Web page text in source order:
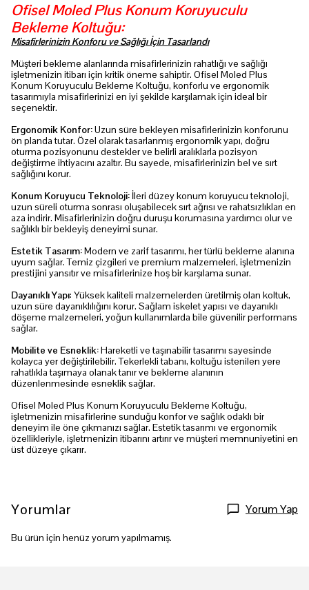
Ofisel Moled Plus Konum Koruyuculu
Bekleme Koltuğu:
Misafirlerinizin Konforu ve Sağlığı İçin Tasarlandı
Müşteri bekleme alanlarında misafirlerinizin rahatlığı ve sağlığı
işletmenizin itibarı için kritik öneme sahiptir. Ofisel Moled Plus
Konum Koruyuculu Bekleme Koltuğu, konforlu ve ergonomik
tasarımıyla misafirlerinizi en iyi şekilde karşılamak için ideal bir
seçenektir.
Ergonomik Konfor:Uzun süre bekleyen misafirlerinizin konforunu
ön planda tutar. Özel olarak tasarlanmış ergonomik yapı, doğru
oturma pozisyonunu destekler ve belirli aralıklarla pozisyon
değiştirme ihtiyacını azaltır. Bu sayede, misafirlerinizin bel ve sırt
sağlığını korur.
Konum Koruyucu Teknoloji: İleri düzey konum koruyucu teknoloji,
uzun süreli oturma sonrası oluşabilecek sırt ağrısı ve rahatsızlıkları en
aza indirir. Misafirlerinizin doğru duruşu korumasına yardımcı olur ve
sağlıklı bir bekleyiş deneyimi sunar.
Estetik Tasarım:Modern ve zarif tasarımı, her türlü bekleme alanına
uyum sağlar. Temiz çizgileri ve premium malzemeleri, işletmenizin
prestijini yansıtır ve misafirlerinize hoş bir karşılama sunar.
Dayanıklı Yapı: Yüksek kaliteli malzemelerden üretilmiş olan koltuk,
uzun süre dayanıklılığını korur. Sağlam iskelet yapısı ve dayanıklı
döşeme malzemeleri, yoğun kullanımlarda bile güvenilir performans
sağlar.
Mobilite ve Esneklik:Hareketli ve taşınabilir tasarımı sayesinde
kolayca yer değiştirilebilir. Tekerlekli tabanı, koltuğu istenilen yere
rahatlıkla taşımaya olanak tanır ve bekleme alanının
düzenlenmesinde esneklik sağlar.
Ofisel Moled Plus Konum Koruyuculu Bekleme Koltuğu,
işletmenizin misafirlerine sunduğu konfor ve sağlık odaklı bir
deneyim ile öne çıkmanızı sağlar. Estetik tasarımı ve ergonomik
özellikleriyle, işletmenizin itibarını artırır ve müşteri memnuniyetini en
üst düzeye çıkarır.
Yorumlar Yorum Yap
Bu ürün için henüz yorum yapılmamış.